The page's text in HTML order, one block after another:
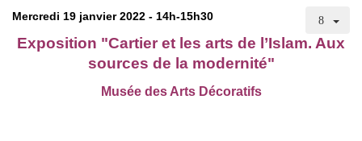
Mercredi 19 janvier 2022 - 14h-15h30
Exposition "Cartier et les arts de l’Islam. Aux
sources de la modernité"
Musée des Arts Décoratifs